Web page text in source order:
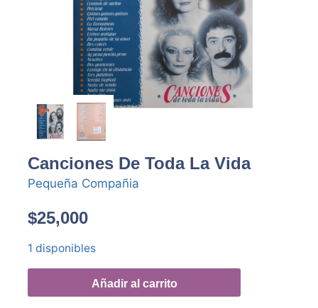
Canciones De Toda La Vida
Pequeña Compañia
$25,000
1 disponibles
Añadir al carrito